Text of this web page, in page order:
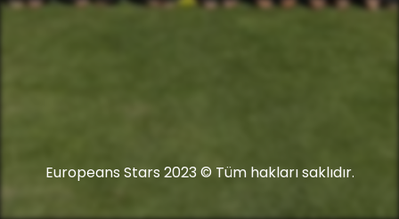
Europeans Stars 2023 © Tüm hakları saklıdır.